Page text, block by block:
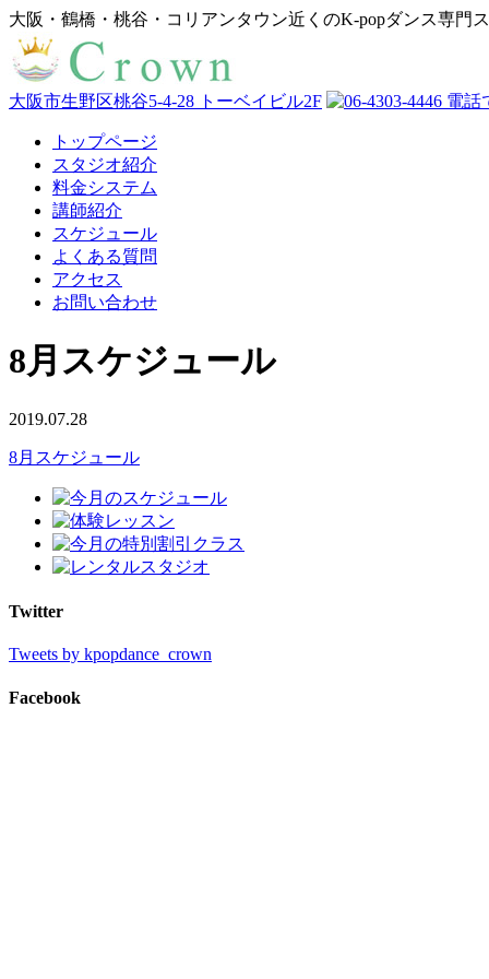
大阪・鶴橋・桃谷・コリアンタウン近くのK-popダンス専門
大阪市生野区桃谷5-4-28 トーベイビル2F
トップページ
スタジオ紹介
料金システム
講師紹介
スケジュール
よくある質問
アクセス
お問い合わせ
8月スケジュール
2019.07.28
8月スケジュール
Twitter
Tweets by kpopdance_crown
Facebook